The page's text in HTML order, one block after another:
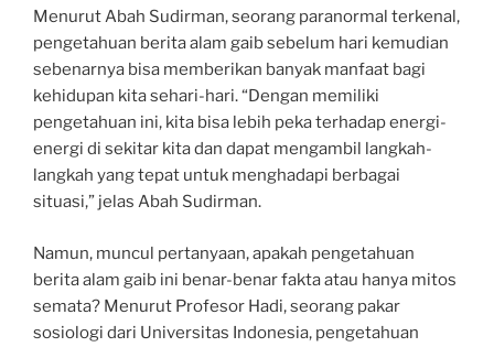
Menurut Abah Sudirman, seorang paranormal terkenal,
pengetahuan berita alam gaib sebelum hari kemudian
sebenarnya bisa memberikan banyak manfaat bagi
kehidupan kita sehari-hari. “Dengan memiliki
pengetahuan ini, kita bisa lebih peka terhadap energi-
energi di sekitar kita dan dapat mengambil langkah-
langkah yang tepat untuk menghadapi berbagai
situasi,” jelas Abah Sudirman.
Namun, muncul pertanyaan, apakah pengetahuan
berita alam gaib ini benar-benar fakta atau hanya mitos
semata? Menurut Profesor Hadi, seorang pakar
sosiologi dari Universitas Indonesia, pengetahuan